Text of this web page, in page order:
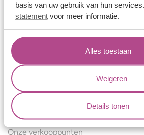
basis van uw gebruik van hun
statementvoor meer informatie.
Alles toestaan
Weigeren
Details tonen
Certificaten
Blogs
Jouw voordelen
Conflictvrije Materialen
Oneindig veel mogelijkheden
Kwaliteit
Juweliers & Contact
Onze verkooppunten